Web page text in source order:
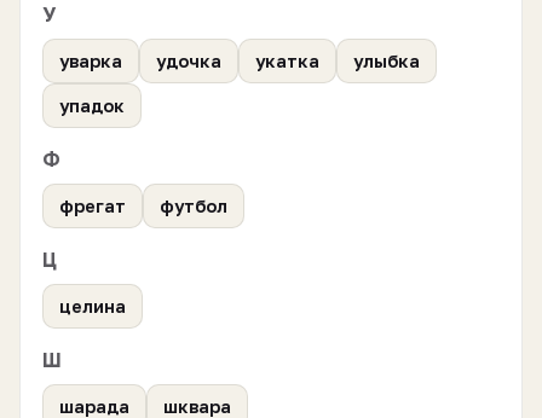
У
уварка удочка укатка улыбка
упадок
Ф
фрегат футбол
Ц
целина
Ш
шарада шквара